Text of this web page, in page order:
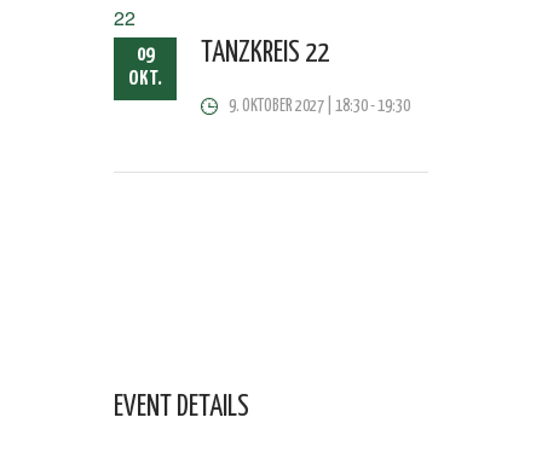
22
09
OKT.
TANZKREIS 22
9. OKTOBER 2027 | 18:30-19:30
EVENT DETAILS